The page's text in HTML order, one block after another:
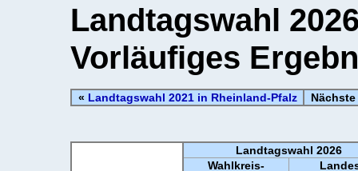
Landtagswahl
Vorläufiges
« Landtagswahl 2021 in Rheinland-Pfalz
Landtagswahl 2026
Wahlkreis-